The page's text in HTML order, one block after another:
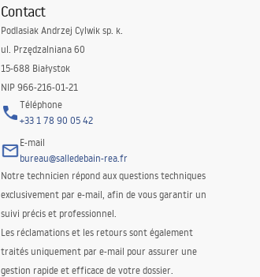
Contact
Podlasiak Andrzej Cylwik sp. k.
ul. Przędzalniana 60
15-688 Białystok
NIP 966-216-01-21
Téléphone
+33 1 78 90 05 42
E-mail
bureau@salledebain-rea.fr
Notre technicien répond aux questions techniques
exclusivement par e-mail, afin de vous garantir un
suivi précis et professionnel.
Les réclamations et les retours sont également
traités uniquement par e-mail pour assurer une
gestion rapide et efficace de votre dossier.